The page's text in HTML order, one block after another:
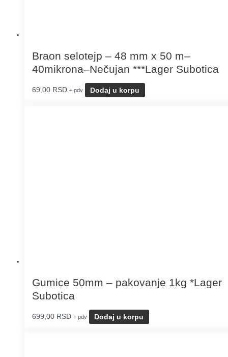
Braon selotejp – 48 mm x 50 m–
40mikrona–Nečujan ***Lager Subotica
69,00 RSD + pdv Dodaj u korpu
Gumice 50mm – pakovanje 1kg *Lager
Subotica
699,00 RSD + pdv Dodaj u korpu